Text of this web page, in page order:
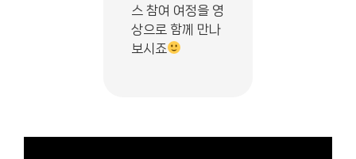
스 참여 여정을 영
상으로 함께 만나
보시죠